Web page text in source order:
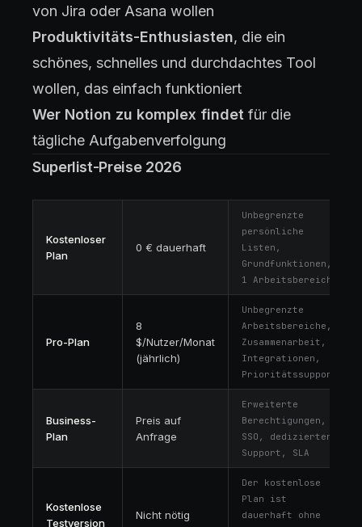
von Jira oder Asana wollen
Produktivitäts-Enthusiasten, die ein
schönes, schnelles und durchdachtes Tool
wollen, das einfach funktioniert
Wer Notion zu komplex findet für die
tägliche Aufgabenverfolgung
Superlist-Preise 2026
Kostenloser
Plan
0 € dauerhaft
Unbegrenzte
persönliche
Listen,
Grundfunktionen,
1 Arbeitsbereich
Pro-Plan
8
$/Nutzer/Monat
(jährlich)
Unbegrenzte
Arbeitsbereiche,
Zusammenarbeit,
Integrationen,
Prioritätssupport
Business-
Plan
Preis auf
Anfrage
Erweiterte
Berechtigungen,
SSO, dedizierter
Support, SLA
Kostenlose
Testversion
Nicht nötig
Der kostenlose
Plan ist
dauerhaft ohne